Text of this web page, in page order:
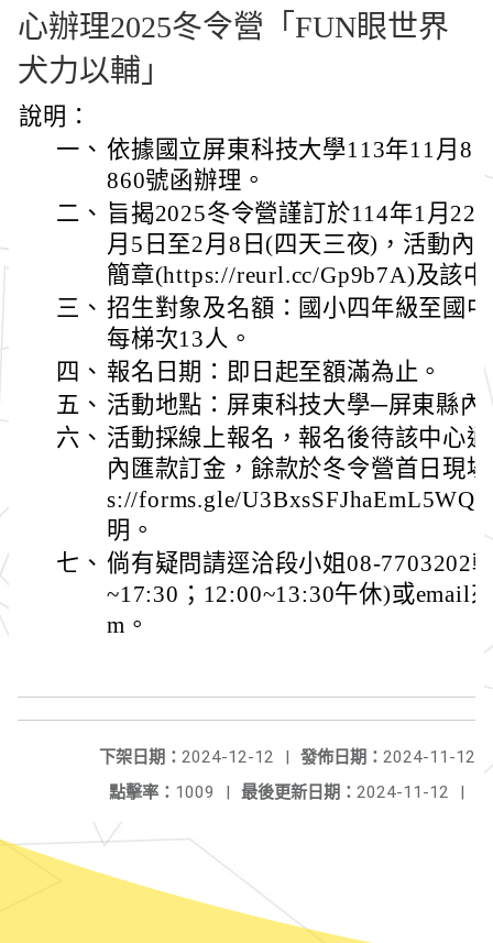
心辦理2025冬令營「FUN眼世界
犬力以輔」
說明：
一、 依據國立屏東科技大學113年11月8
860號函辦理。
二、 旨揭2025冬令營謹訂於114年1月22
月5日至2月8日(四天三夜)，活動內
簡章(https://reurl.cc/Gp9b7A)及該
三、 招生對象及名額：國小四年級至國
每梯次13人。
四、 報名日期：即日起至額滿為止。
五、 活動地點：屏東科技大學─屏東縣內
六、 活動採線上報名，報名後待該中心
內匯款訂金，餘款於冬令營首日現
s://forms.gle/
明。
七、 倘有疑問請逕洽段小姐08-7703202
~17:30；12:00~13:30午休)或email
m。
發佈日期： 2024-11-12
下架日期： 2024-12-12
|
最後更新日期： 2024-11-12 |
點擊率： 1009 |